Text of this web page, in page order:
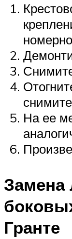
На ее
Замена
Гранте